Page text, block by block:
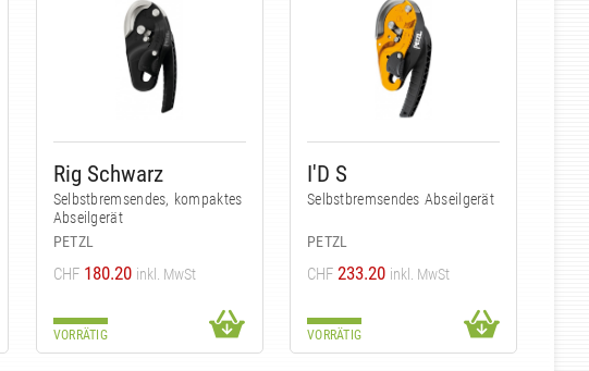
Rig Schwarz
Selbstbremsendes, kompaktes
Abseilgerät
PETZL
CHF 180.20 inkl. MwSt
VORRÄTIG
I'D S
Selbstbremsendes Abseilgerät
PETZL
CHF 233.20 inkl. MwSt
VORRÄTIG